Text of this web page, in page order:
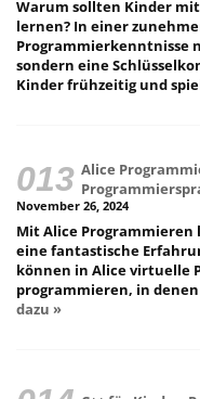
Warum sollten Kinder
lernen? In einer
Programmierkenntnisse
sondern eine
Kinder frühzeitig und
Alice
November 26, 2024
Mit Alice Programmieren
eine fantastische
können in Alice virtuelle
programmieren, in
dazu »